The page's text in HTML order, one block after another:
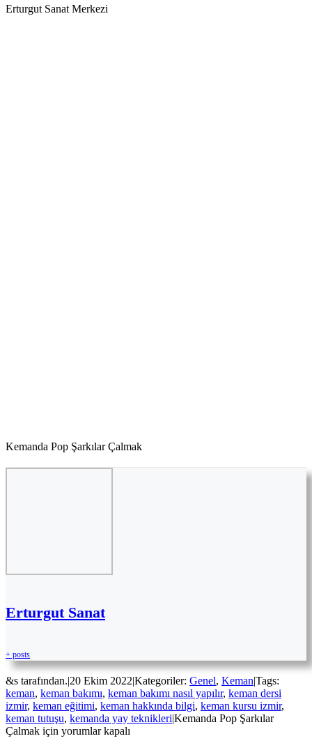
Erturgut Sanat Merkezi
Kemanda Pop Şarkılar Çalmak
Erturgut Sanat
+ posts
&s tarafından.|20 Ekim 2022|Kategoriler: Genel, Keman|Tags:
keman, keman bakımı, keman bakımı nasıl yapılır, keman dersi
izmir, keman eğitimi, keman hakkında bilgi, keman kursu izmir,
keman tutuşu, kemanda yay teknikleri|Kemanda Pop Şarkılar
Çalmak için yorumlar kapalı